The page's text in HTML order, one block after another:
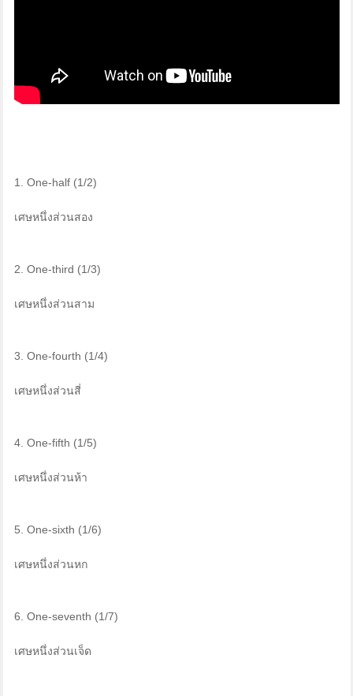
1. One-half (1/2)
เศษหนึ่งส่วนสอง
2. One-third (1/3)
เศษหนึ่งส่วนสาม
3. One-fourth (1/4)
เศษหนึ่งส่วนสี่
4. One-fifth (1/5)
เศษหนึ่งส่วนห้า
5. One-sixth (1/6)
เศษหนึ่งส่วนหก
6. One-seventh (1/7)
เศษหนึ่งส่วนเจ็ด